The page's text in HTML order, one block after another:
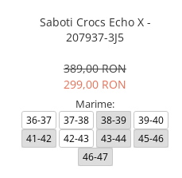
Saboti Crocs Echo X -
207937-3J5
389,00 RON
299,00 RON
Marime:
36-37 37-38 38-39
39-40
41-42
42-43 43-44
45-46
46-47